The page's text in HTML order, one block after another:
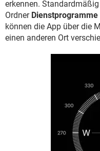
erkennen.
Ordner Dienstprogramme
können die App über die
einen anderen Ort